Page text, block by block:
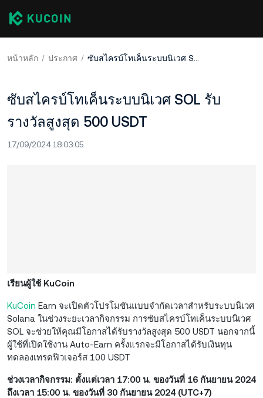
หน้าหลัก ประกาศ ซับสไครบ์โทเค็นระบบนิเวศ SOL รับรางวัลสูงสุด 500 USDT
ซับสไครบ์โทเค็นระบบนิเวศ SOL รับ
รางวัลสูงสุด 500 USDT
17/09/2024 18:03:05
เรียนผู้ใช้ KuCoin
KuCoin Earn จะเปิดตัวโปรโมชันแบบจำกัดเวลาสำหรับระบบนิเวศ
Solana ในช่วงระยะเวลากิจกรรม การซับสไครบ์โทเค็นระบบนิเวศ
SOL จะช่วยให้คุณมีโอกาสได้รับรางวัลสูงสุด 500 USDT นอกจากนี้
ผู้ใช้ที่เปิดใช้งาน Auto-Earn ครั้งแรกจะมีโอกาสได้รับเงินทุน
ทดลองเทรดฟิวเจอร์ส 100 USDT
ช่วงเวลากิจกรรม: ตั้งแต่เวลา 17:00 น. ของวันที่ 16 กันยายน 2024
ถึงเวลา 15:00 น. ของวันที่ 30 กันยายน 2024 (UTC+7)